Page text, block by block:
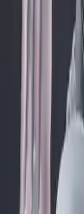
Görünüm ve kullanım
tanımlanır. Müşteri geri
kolay olduğunu ortaya
dayanıklılığı
Şık ve zarif
Temizlik ve bakım
ve temizliği pratik.
Kullanım rahatlığı
rahatlık sağlar.
Olumsuz Yönler
Bazı kullanıcılar,
Özellikle, birkaç